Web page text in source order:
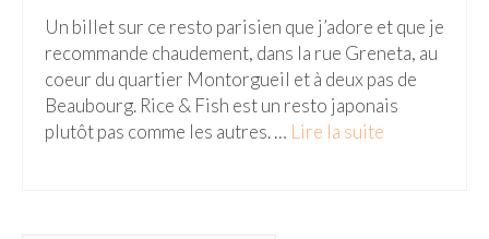
Pérou
Lac Titicaca
Machu Picchu
Un billet sur ce resto parisien que j’adore et que je
recommande chaudement, dans la rue Greneta, au
coeur du quartier Montorgueil et à deux pas de
Beaubourg. Rice & Fish est un resto japonais
plutôt pas comme les autres. … Lire la suite­­